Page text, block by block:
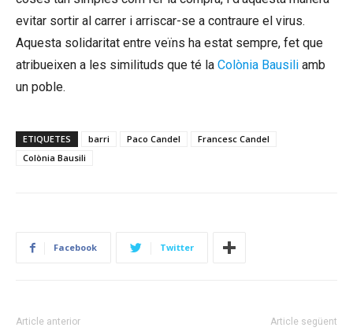
evitar sortir al carrer i arriscar-se a contraure el virus.
Aquesta solidaritat entre veïns ha estat sempre, fet que
atribueixen a les similituds que té la Colònia Bausili amb
un poble.
ETIQUETES barri Paco Candel
Francesc Candel
Colònia Bausili
Facebook Twitter
Article anterior Article següent